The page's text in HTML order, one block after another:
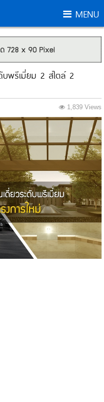
MENU
บพรีเมี่ยม 2 สไตล์ 2
1,839 Views